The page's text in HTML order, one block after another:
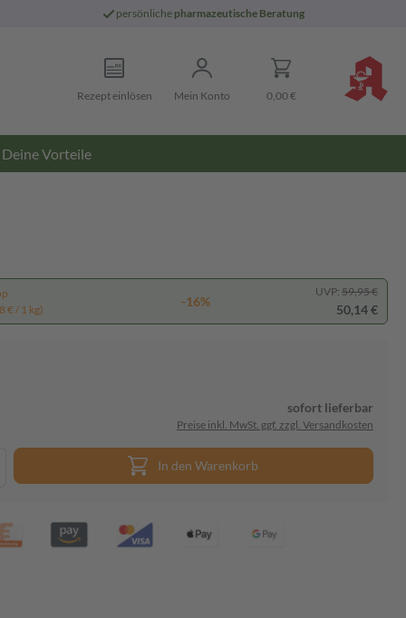
persönliche pharmazeutische Beratung
Rezept einlösen Mein Konto 0,00 €
Deine Vorteile
€ / 1 kg)
-16%
UVP: 59,95 €
50,14 €
sofort lieferbar
Preise inkl. MwSt. ggf. zzgl. Versandkosten
In den Warenkorb